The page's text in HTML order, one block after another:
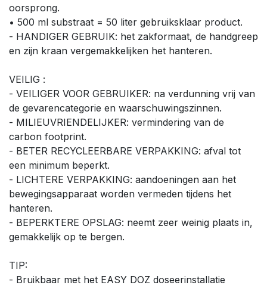
oorsprong.
• 500 ml substraat = 50 liter gebruiksklaar product.
- HANDIGER GEBRUIK: het zakformaat, de hand­greep
en zijn kraan vergemakkelijken het hanteren.
VEILIG :
- VEILIGER VOOR GEBRUIKER: na verdunning vrij van
de gevarencategorie en waarschuwingszinnen.
- MILIEUVRIENDELIJKER: vermindering van de
carbon footprint.
- BETER RECYCLEERBARE VERPAKKING: afval tot
een minimum beperkt.
- LICHTERE VERPAKKING: aandoeningen aan het
bewegingsapparaat worden vermeden tijdens het
hanteren.
- BEPERKTERE OPSLAG: neemt zeer weinig plaats in,
gemakkelijk op te bergen.
TIP:
- Bruikbaar met het EASY DOZ doseerinstallatie